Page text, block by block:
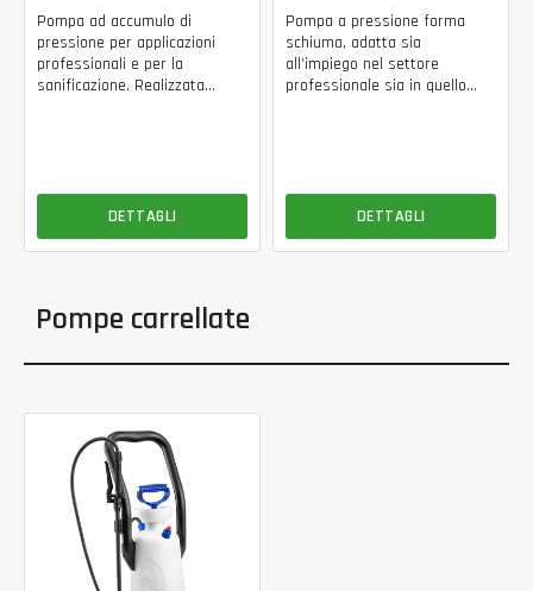
Pompa ad accumulo di
pressione per applicazioni
professionali e per la
sanificazione. Realizzata...
DETTAGLI
Pompa a pressione forma
schiuma, adatta sia
all’impiego nel settore
professionale sia in quello...
DETTAGLI
Pompe carrellate